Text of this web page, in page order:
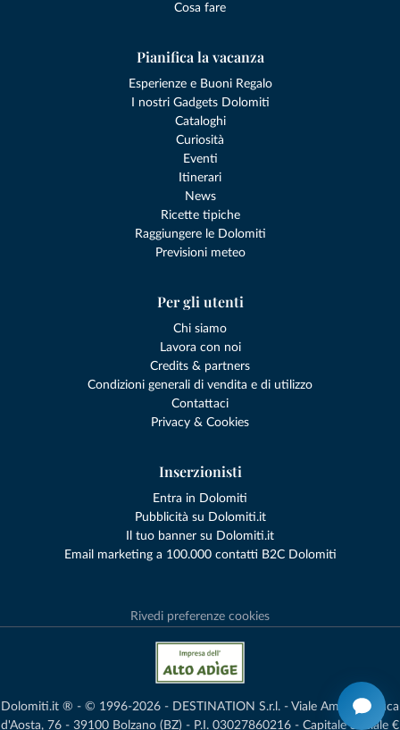
Cosa fare
Pianifica la vacanza
Esperienze e Buoni Regalo
I nostri Gadgets Dolomiti
Cataloghi
Curiosità
Eventi
Itinerari
News
Ricette tipiche
Raggiungere le Dolomiti
Previsioni meteo
Per gli utenti
Chi siamo
Lavora con noi
Credits & partners
Condizioni generali di vendita e di utilizzo
Contattaci
Privacy & Cookies
Inserzionisti
Entra in Dolomiti
Pubblicità su Dolomiti.it
Il tuo banner su Dolomiti.it
Email marketing a 100.000 contatti B2C Dolomiti
Rivedi preferenze cookies
Dolomiti.it ® - © 1996-2026 - DESTINATION S.r.l. - Viale Amedeo Duca
d'Aosta, 76 - 39100 Bolzano (BZ) - P.I. 03027860216 - Capitale Sociale €